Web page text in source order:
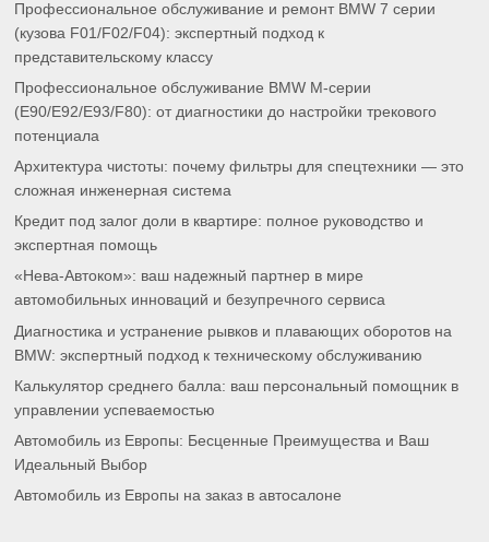
Профессиональное обслуживание и ремонт BMW 7 серии
(кузова F01/F02/F04): экспертный подход к
представительскому классу
Профессиональное обслуживание BMW M-серии
(E90/E92/E93/F80): от диагностики до настройки трекового
потенциала
Архитектура чистоты: почему фильтры для спецтехники — это
сложная инженерная система
Кредит под залог доли в квартире: полное руководство и
экспертная помощь
«Нева-Автоком»: ваш надежный партнер в мире
автомобильных инноваций и безупречного сервиса
Диагностика и устранение рывков и плавающих оборотов на
BMW: экспертный подход к техническому обслуживанию
Калькулятор среднего балла: ваш персональный помощник в
управлении успеваемостью
Автомобиль из Европы: Бесценные Преимущества и Ваш
Идеальный Выбор
Автомобиль из Европы на заказ в автосалоне